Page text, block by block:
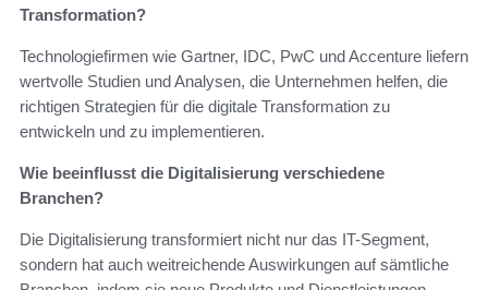
Transformation?
Technologiefirmen wie Gartner, IDC, PwC und Accenture liefern
wertvolle Studien und Analysen, die Unternehmen helfen, die
richtigen Strategien für die digitale Transformation zu
entwickeln und zu implementieren.
Wie beeinflusst die Digitalisierung verschiedene
Branchen?
Die Digitalisierung transformiert nicht nur das IT-Segment,
sondern hat auch weitreichende Auswirkungen auf sämtliche